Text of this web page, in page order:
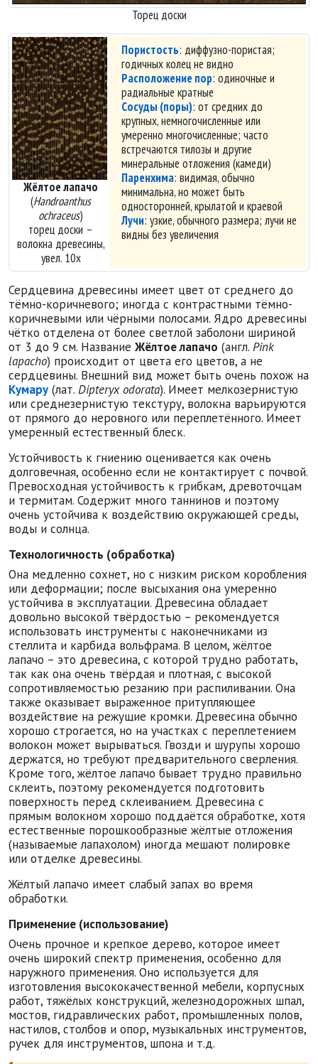
Торец доски
Жёлтое лапачо
(Handroanthus
ochraceus)
торец доски –
волокна древесины,
увел. 10х
Пористость: диффузно-пористая;
годичных колец не видно
Расположение пор: одиночные и
радиальные кратные
Сосуды (поры): от средних до
крупных, немногочисленные или
умеренно многочисленные; часто
встречаются тилозы и другие
минеральные отложения (камеди)
Паренхима: видимая, обычно
минимальна, но может быть
односторонней, крылатой и краевой
Лучи: узкие, обычного размера; лучи не
видны без увеличения
Сердцевина древесины имеет цвет от среднего до
тёмно-коричневого; иногда с контрастными тёмно-
коричневыми или чёрными полосами. Ядро древесины
чётко отделена от более светлой заболони шириной
от 3 до 9 см. Название Жёлтое лапачо (англ. Pink
lapacho) происходит от цвета его цветов, а не
сердцевины. Внешний вид может быть очень похож на
Кумару(лат. Dipteryx odorata). Имеет мелкозернистую
или среднезернистую текстуру, волокна варьируются
от прямого до неровного или переплетённого. Имеет
умеренный естественный блеск.
Устойчивость к гниению оценивается как очень
долговечная, особенно если не контактирует с почвой.
Превосходная устойчивость к грибкам, древоточцам
и термитам. Содержит много таннинов и поэтому
очень устойчива к воздействию окружающей среды,
воды и солнца.
Технологичность (обработка)
Она медленно сохнет, но с низким риском коробления
или деформации; после высыхания она умеренно
устойчива в эксплуатации. Древесина обладает
довольно высокой твёрдостью – рекомендуется
использовать инструменты с наконечниками из
стеллита и карбида вольфрама. В целом, жёлтое
лапачо – это древесина, с которой трудно работать,
так как она очень твёрдая и плотная, с высокой
сопротивляемостью резанию при распиливании. Она
также оказывает выраженное притупляющее
воздействие на режущие кромки. Древесина обычно
хорошо строгается, но на участках с переплетением
волокон может вырываться. Гвозди и шурупы хорошо
держатся, но требуют предварительного сверления.
Кроме того, жёлтое лапачо бывает трудно правильно
склеить, поэтому рекомендуется подготовить
поверхность перед склеиванием. Древесина с
прямым волокном хорошо поддаётся обработке, хотя
естественные порошкообразные жёлтые отложения
(называемые лапахолом) иногда мешают полировке
или отделке древесины.
Жёлтый лапачо имеет слабый запах во время
обработки.
Применение (использование)
Очень прочное и крепкое дерево, которое имеет
очень широкий спектр применения, особенно для
наружного применения. Оно используется для
изготовления высококачественной мебели, корпусных
работ, тяжёлых конструкций, железнодорожных шпал,
мостов, гидравлических работ, промышленных полов,
настилов, столбов и опор, музыкальных инструментов,
ручек для инструментов, шпона и т.д.